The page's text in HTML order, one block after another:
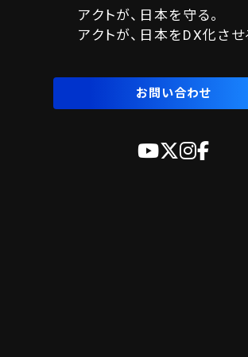
アクトが、日本を守る。
アクトが、日本をDX化させ
お問い合わせ